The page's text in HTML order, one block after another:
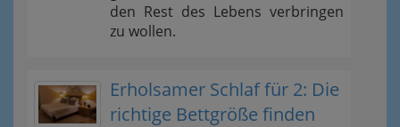
den Rest des Lebens verbringen
zu wollen.
Erholsamer Schlaf für 2: Die
richtige Bettgröße finden